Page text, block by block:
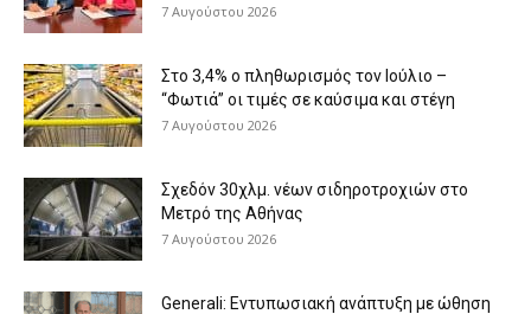
7 Αυγούστου 2026
Στο 3,4% ο πληθωρισμός τον Ιούλιο –
“Φωτιά” οι τιμές σε καύσιμα και στέγη
7 Αυγούστου 2026
Σχεδόν 30χλμ. νέων σιδηροτροχιών στο
Μετρό της Αθήνας
7 Αυγούστου 2026
Generali: Eντυπωσιακή ανάπτυξη με ώθηση